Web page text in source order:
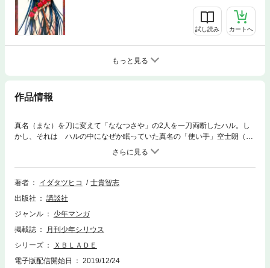
試し読み カートへ
もっと見る
作品情報
真名（まな）を刀に変えて「ななつさや」の2人を一刀両断したハル。し
かし、それは ハルの中になぜか眠っていた真名の「使い手」空士朗（く
うしろう）が為した業だった。真名の「使い手」がなぜ自分の中にいるの
か？ 真名と空士朗の関係は？ 混乱して1人街に飛び出したハルの前
に、「ななつさや」の斬馬刀使いが現れ勝負を挑んできた!!
著者
イダタツヒコ
士貴智志
出版社
講談社
ジャンル
少年マンガ
掲載誌
月刊少年シリウス
シリーズ
ＸＢＬＡＤＥ
電子版配信開始日
2019/12/24